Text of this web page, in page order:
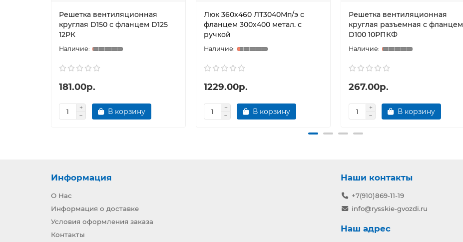
Решетка вентиляционная
круглая D150 с фланцем D125
12РК
181.00р.
В корзину
Люк 360х460 ЛТ3040Мп/э с
фланцем 300х400 метал. с
ручкой
1229.00р.
В корзину
Решетка вентиляционная
круглая разъемная с фланцем
D100 10РПКФ
267.00р.
В корзину
Информация
О Нас
Информация о доставке
Условия оформления заказа
Контакты
Наши контакты
+7(910)869-11-19
info@rysskie-gvozdi.ru
Наш адрес